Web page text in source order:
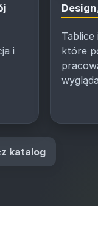
i
Tablice
które
katalog